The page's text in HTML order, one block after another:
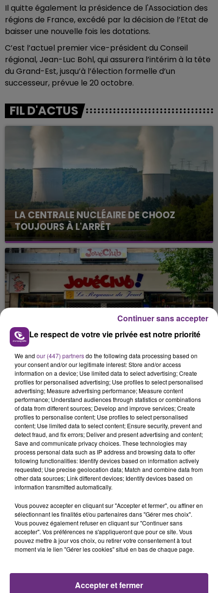
Il quitte également la présidence de l'Association des
régions de France, excédé par la décision de l’Etat de
baisser une nouvelle fois les dotations.
C’est l’actuel premier vice-président du Conseil
régional, Jean-Luc Bohl, qui assurera l’intérim à la tête
du Grand-Est, jusqu’à l’élection formelle d’un
successeur, prévue le 20 octobre.
FIL D'ACTUS
LA CENTRALE NUCLÉAIRE DE CHOOZ
TOUJOURS À L'ARRÊT
Cela fait déjà une semaine que la centrale
nucléaire ardennaise est à l'arrêt. Une situation
justifiée par la sécheresse intense qui est toujours
présente.
LE MAGASIN JOUÉCLUB DE REIMS FERME
SES PORTES
C'était l'une des institutions du centre-ville
rémois. Le magasin JouéClub est contraint de
fermer ses portes.
TITRES DIFFUSÉS
21h50
21h50
PORTUGAL THE MAN
Feel It Still
21h47
21h47
JUNGELI & EMMA
Juste Un Peu
21h43
21h43 21h40
21h40
Le respect de votre vie privée est notre priorité
We and our (447) partnersdo the following data processing based on
your consent and/or our legitimate interest: Store and/or access
information on a device; Use limited data to select advertising; Create
profiles for personalised advertising; Use profiles to select personalised
advertising; Measure advertising performance; Measure content
performance; Understand audiences through statistics or combinations
of data from different sources; Develop and improve services; Create
profiles to personalise content; Use profiles to select personalised
content; Use limited data to select content; Ensure security, prevent and
detect fraud, and fix errors; Deliver and present advertising and content;
Save and communicate privacy choices. These technologies may
process personal data such as IP address and browsing data to offer
following functionalities: Identify devices based on information actively
requested; Use precise geolocation data; Match and combine data from
other data sources; Link different devices; Identify devices based on
information transmitted automatically.
Vous pouvez accepter en cliquant sur "Accepter et fermer", ou affiner en
sélectionnant les finalités et/ou partenaires dans "Gérer mes choix".
Vous pouvez également refuser en cliquant sur "Continuer sans
accepter". Vos préférences ne s'appliqueront que pour ce site. Vous
pouvez mettre à jour vos choix, ou retirer votre consentement à tout
moment via le lien "Gérer les cookies" situé en bas de chaque page.
Accepter et fermer
Continuer sans accepter